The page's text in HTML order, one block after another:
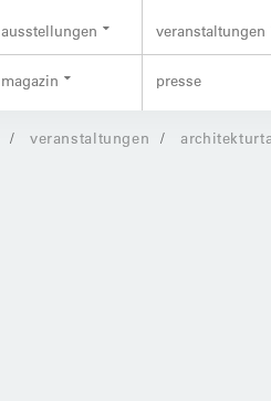
ausstellungen veranstaltungen
magazin presse
veranstaltungen